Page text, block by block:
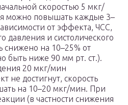
скоростью 5 мкг/
можно повышать каждые 3–
от эффекта, ЧСС,
давления и систолического
на 10–25% от
быть ниже 90 мм рт. ст.).
20 мкг/мин
не достигнут, скорость
на 10–20 мкг/мин. При
(в частности снижения